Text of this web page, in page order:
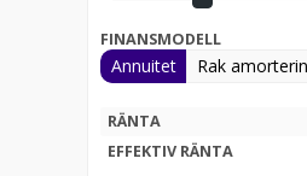
FINANSMODELL
Annuitet Rak
RÄNTA
EFFEKTIV RÄNTA